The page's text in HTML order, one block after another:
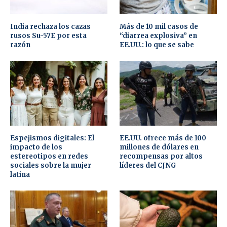
India rechaza los cazas
rusos Su-57E por esta
razón
Más de 10 mil casos de
“diarrea explosiva” en
EE.UU.: lo que se sabe
Espejismos digitales: El
impacto de los
estereotipos en redes
sociales sobre la mujer
latina
EE.UU. ofrece más de 100
millones de dólares en
recompensas por altos
líderes del CJNG